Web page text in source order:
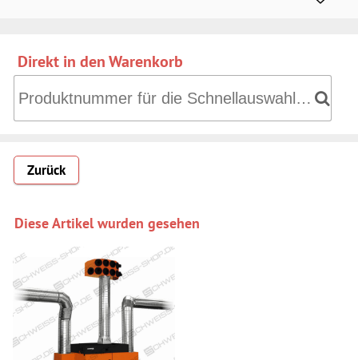
Direkt in den Warenkorb
Zurück
Diese Artikel wurden gesehen